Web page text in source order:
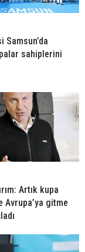
Samsun’da
sahiplerini
Artık kupa
Avrupa’ya gitme